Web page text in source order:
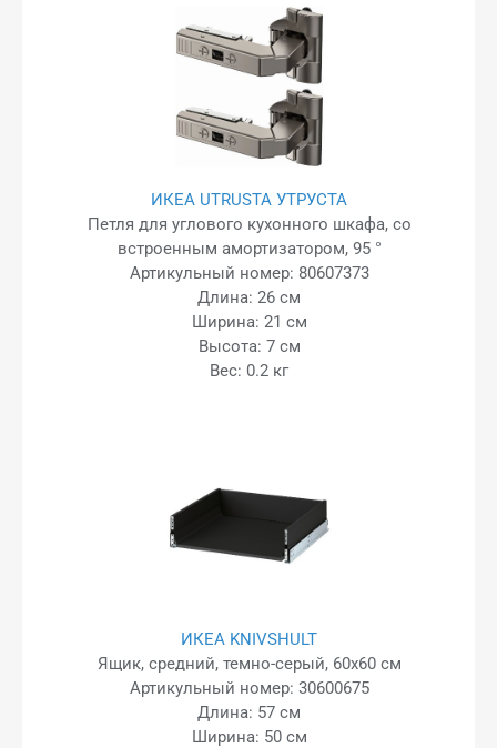
ИКЕА UTRUSTA УТРУСТА
Петля для углового кухонного шкафа, со
встроенным амортизатором, 95 °
Артикульный номер: 80607373
Длина: 26 см
Ширина: 21 см
Высота: 7 см
Вес: 0.2 кг
ИКЕА KNIVSHULT
Ящик, средний, темно-серый, 60x60 см
Артикульный номер: 30600675
Длина: 57 см
Ширина: 50 см